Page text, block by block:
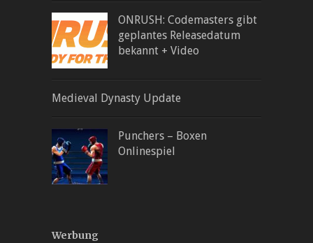
ONRUSH: Codemasters gibt
geplantes Releasedatum
bekannt + Video
Medieval Dynasty Update
Punchers – Boxen
Onlinespiel
Werbung